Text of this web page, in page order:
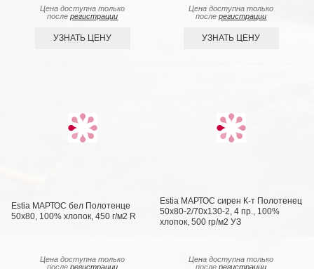
Цена доступна только
послерегистрации
УЗНАТЬ ЦЕНУ
Цена доступна только
послерегистрации
УЗНАТЬ ЦЕНУ
Estia МАРТОС бел Полотенце
50х80, 100% хлопок, 450 г/м2 R
Цена доступна только
послерегистрации
Estia МАРТОС сирен К-т Полотенец
50х80-2/70х130-2, 4 пр., 100%
хлопок, 500 гр/м2 УЗ
Цена доступна только
послерегистрации